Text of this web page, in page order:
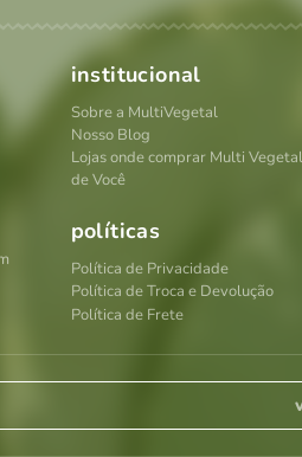
institucional
Sobre a MultiVegetal
Nosso Blog
Lojas onde comprar Multi
de Você
políticas
Política de Privacidade
Política de Troca e Devolução
Política de Frete